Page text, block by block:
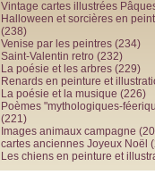
Vintage cartes illustrées
Halloween et sorcières en
(238)
Venise par les peintres (234)
Saint-Valentin retro (232)
La poésie et les arbres (229)
Renards en peinture et
La poésie et la musique (226)
Poèmes "mythologiques-
(221)
Images animaux campagne
cartes anciennes Joyeux Noël
Les chiens en peinture et